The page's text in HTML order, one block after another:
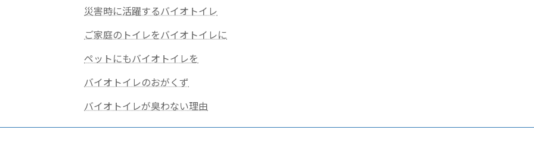
災害時に活躍するバイオトイレ
ご家庭のトイレをバイオトイレに
ペットにもバイオトイレを
バイオトイレのおがくず
バイオトイレが臭わない理由